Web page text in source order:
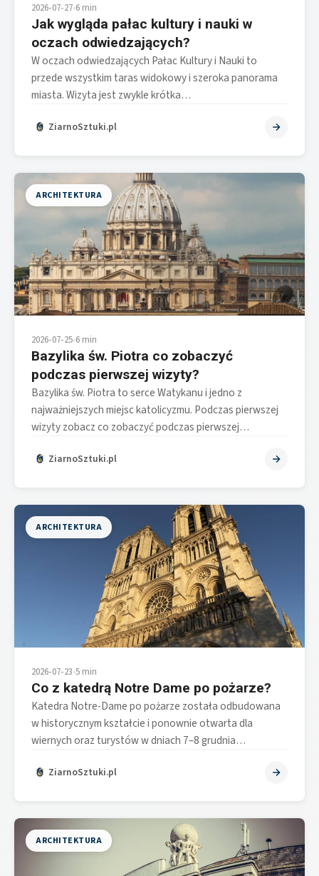
2026-07-27•6 min
Jak wygląda pałac kultury i nauki w
oczach odwiedzających?
W oczach odwiedzających Pałac Kultury i Nauki to
przede wszystkim taras widokowy i szeroka panorama
miasta. Wizyta jest zwykle krótka…
ZiarnoSztuki.pl
ARCHITEKTURA
2026-07-25•6 min
Bazylika św. Piotra co zobaczyć
podczas pierwszej wizyty?
Bazylika św. Piotra to serce Watykanu i jedno z
najważniejszych miejsc katolicyzmu. Podczas pierwszej
wizyty zobacz co zobaczyć podczas pierwszej…
ZiarnoSztuki.pl
ARCHITEKTURA
2026-07-23•5 min
Co z katedrą Notre Dame po pożarze?
Katedra Notre-Dame po pożarze została odbudowana
w historycznym kształcie i ponownie otwarta dla
wiernych oraz turystów w dniach 7–8 grudnia…
ZiarnoSztuki.pl
ARCHITEKTURA